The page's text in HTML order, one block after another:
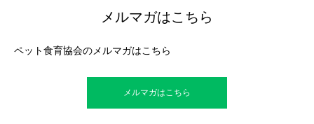
メルマガはこちら
ペット食育協会のメルマガはこちら
メルマガはこちら